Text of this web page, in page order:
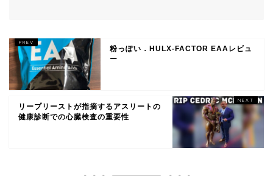
粉っぽい．HULX-FACTOR EAAレビュ
ー
リープリーストが指摘するアスリートの
健康診断での心臓検査の重要性